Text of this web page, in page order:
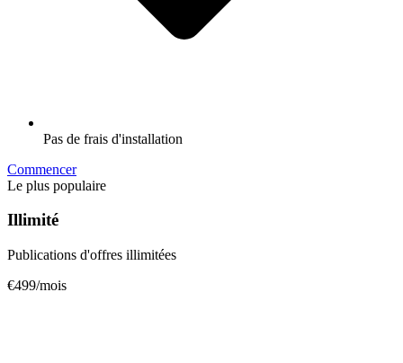
Pas de frais d'installation
Commencer
Le plus populaire
Illimité
Publications d'offres illimitées
€499/mois